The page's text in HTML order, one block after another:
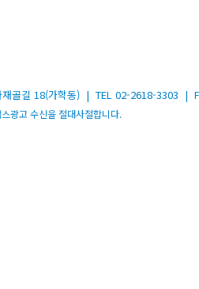
골길 18(가학동) | TEL 02-2618-3303
광고 수신을 절대사절합니다.